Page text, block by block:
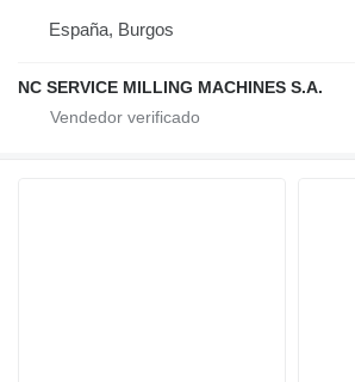
España, Burgos
NC SERVICE MILLING MACHINES S.A.